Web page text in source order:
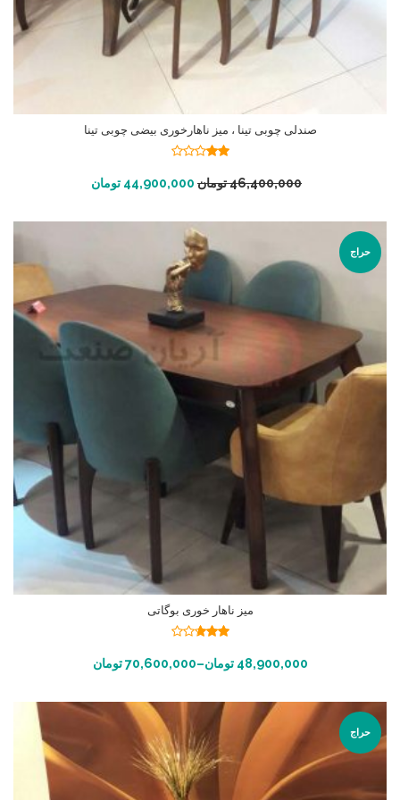
صندلی چوبی تینا ، میز ناهارخوری بیضی چوبی تینا
از 5 46,400,000تومان 44,900,000 تومان افزودن به سبد خرید
حراج
میز ناهار خوری بوگاتی
از 5
48,900,000 تومان–
70,600,000 تومان انتخاب گزینه ها
حراج